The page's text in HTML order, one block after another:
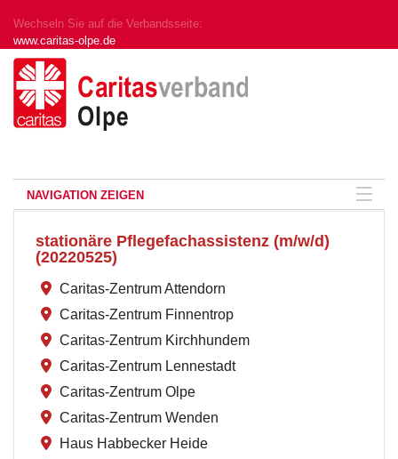
Wechseln Sie auf die Verbandsseite:
www.caritas-olpe.de
NAVIGATION ZEIGEN
stationäre Pflegefachassistenz (m/w/d)
(20220525)
Caritas-Zentrum Attendorn
Caritas-Zentrum Finnentrop
Caritas-Zentrum Kirchhundem
Caritas-Zentrum Lennestadt
Caritas-Zentrum Olpe
Caritas-Zentrum Wenden
Haus Habbecker Heide